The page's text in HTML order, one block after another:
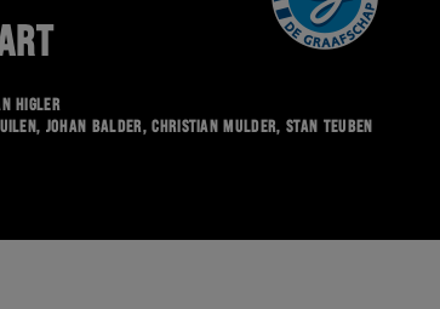
Higler
Johan Balder, Christian Mulder, Stan Teuben